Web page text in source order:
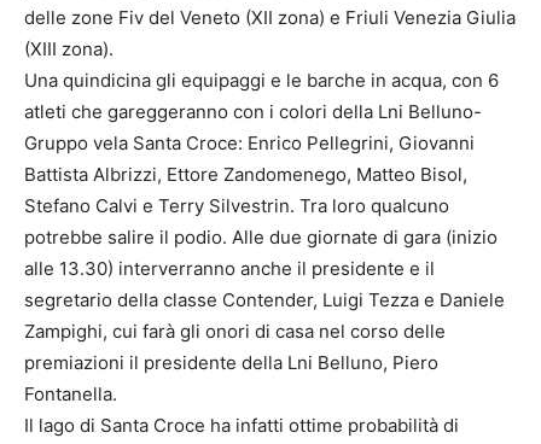
delle zone Fiv del Veneto (XII zona) e Friuli Venezia Giulia
(XIII zona).
Una quindicina gli equipaggi e le barche in acqua, con 6
atleti che gareggeranno con i colori della Lni Belluno-
Gruppo vela Santa Croce: Enrico Pellegrini, Giovanni
Battista Albrizzi, Ettore Zandomenego, Matteo Bisol,
Stefano Calvi e Terry Silvestrin. Tra loro qualcuno
potrebbe salire il podio. Alle due giornate di gara (inizio
alle 13.30) interverranno anche il presidente e il
segretario della classe Contender, Luigi Tezza e Daniele
Zampighi, cui farà gli onori di casa nel corso delle
premiazioni il presidente della Lni Belluno, Piero
Fontanella.
Il lago di Santa Croce ha infatti ottime probabilità di